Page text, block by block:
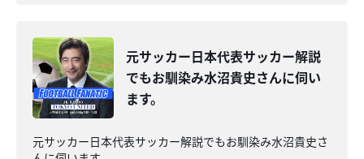
元サッカー日本代表サッカー解説
でもお馴染み水沼貴史さんに伺い
ます。
元サッカー日本代表サッカー解説でもお馴染み水沼貴史さ